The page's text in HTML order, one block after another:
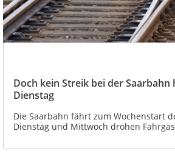
Doch kein Streik bei der Saarbahn
Dienstag
Die Saarbahn fährt zum Wochenstart
Dienstag und Mittwoch drohen